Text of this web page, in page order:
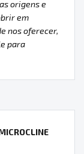
origens e
em
nos oferecer,
para